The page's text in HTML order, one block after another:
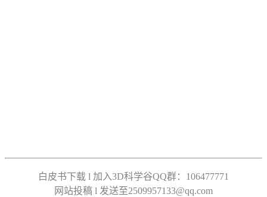
白皮书下载 l 加入3D科学谷QQ群：106477771
网站投稿 l 发送至2509957133@qq.com